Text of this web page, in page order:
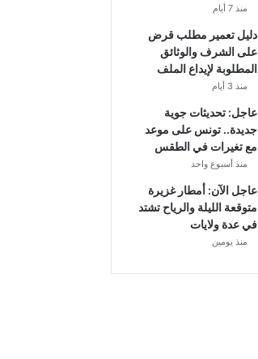
منذ 7 أيام
دليل تعمير مطلب قرض
على الشرف والوثائق
المطلوبة لإيداع الملف
منذ 3 أيام
عاجل: تحديثات جوية
جديدة.. تونس على موعد
مع تغيرات في الطقس
منذ أسبوع واحد
عاجل الآن: أمطار غزيرة
متوقعة الليلة والرياح تشتد
في عدة ولايات
منذ يومين